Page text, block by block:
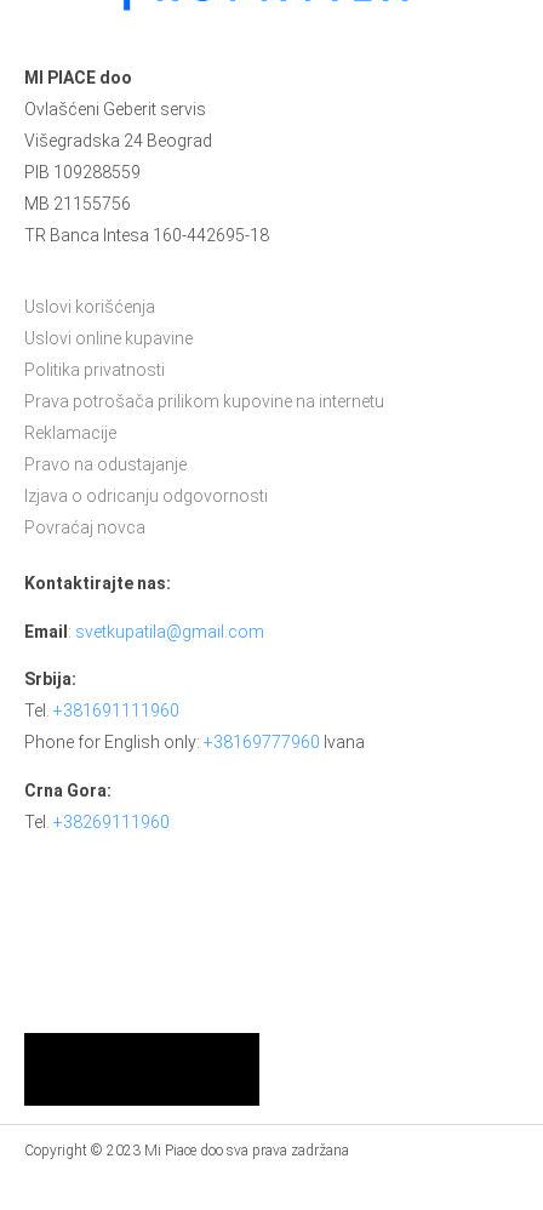
MI PIACE doo
Ovlašćeni Geberit servis
Višegradska 24 Beograd
PIB 109288559
MB 21155756
TR Banca Intesa 160-442695-18
Uslovi korišćenja
Uslovi online kupavine
Politika privatnosti
Prava potrošača prilikom kupovine na internetu
Reklamacije
Pravo na odustajanje
Izjava o odricanju odgovornosti
Povraćaj novca
Kontaktirajte nas:
Email : svetkupatila@gmail.com
Srbija:
Tel. +381691111960
Phone for English only: +38169777960 Ivana
Crna Gora:
Tel. +38269111960
Copyright © 2023 Mi Piace doo sva prava zadržana